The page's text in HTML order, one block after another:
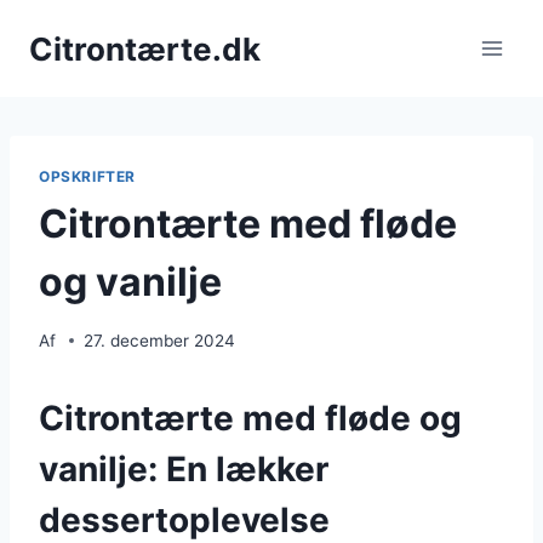
Citrontærte.dk
OPSKRIFTER
Citrontærte med fløde
og vanilje
Af 27. december 2024
Citrontærte med fløde og
vanilje: En lækker
dessertoplevelse